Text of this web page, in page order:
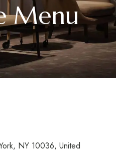
Menu
NY 10036, United